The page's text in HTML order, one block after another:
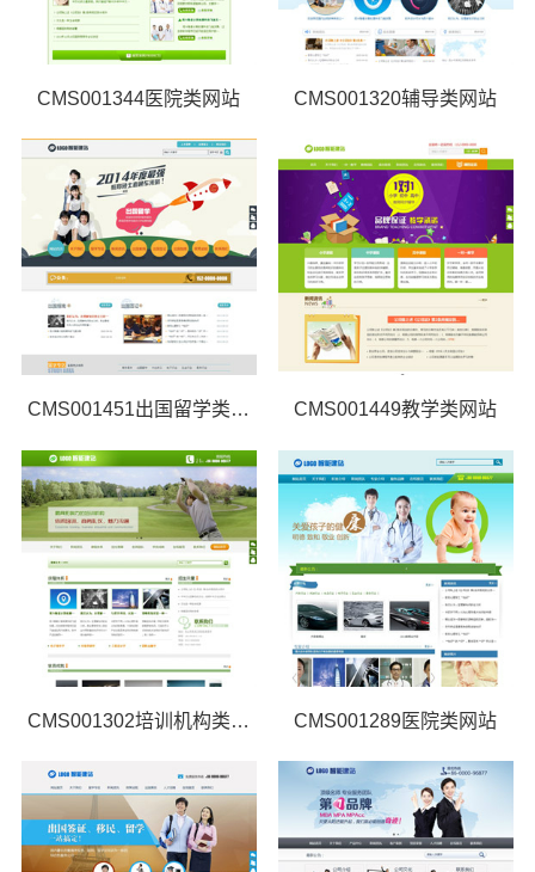
CMS001344医院类网站 CMS001320辅导类网站
CMS001451出国留学类网站 CMS001449教学类网站
CMS001302培训机构类网站 CMS001289医院类网站